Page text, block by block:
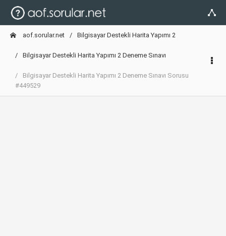
aof.sorular.net Bilgisayar Destekli Harita Yapımı 2
Bilgisayar Destekli Harita Yapımı 2 Deneme Sınavı
Bilgisayar Destekli Harita Yapımı 2 Deneme Sınavı Sorusu
#449529